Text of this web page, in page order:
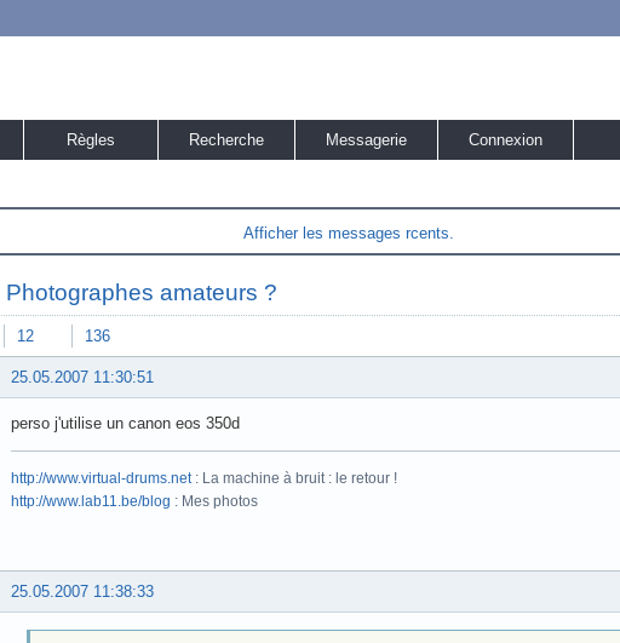
Règles Recherche Messagerie Connexion
Afficher les messages rcents.
Photographes amateurs ?
12 136
25.05.2007 11:30:51
perso j'utilise un canon eos 350d
http://www.virtual-drums.net: La machine à bruit : le retour !
http://www.lab11.be/blog : Mes photos
25.05.2007 11:38:33